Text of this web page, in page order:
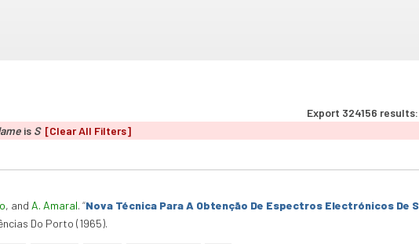
Export 324156 results:
is S [Clear All Filters]
, and A. Amaral. “Nova Técnica Para A Obtenção De Espectros Electrónicos De
Do Porto (1965).